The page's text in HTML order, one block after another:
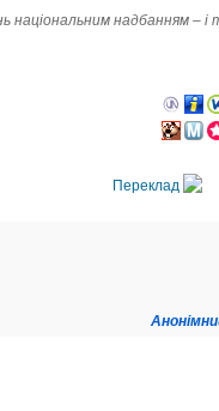
національним надбанням – і
Переклад